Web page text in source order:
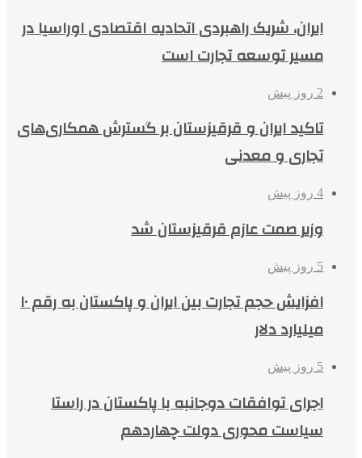
ایران، شریک راهبردی اتحادیه اقتصادی اوراسیا در
مسیر توسعه تجارت است
2 روز پیش
تاکید ایران و قرقیزستان بر گسترش همکاری‌های
تجاری و معدنی
4 روز پیش
وزیر صمت عازم قرقیزستان شد
5 روز پیش
افزایش حجم تجارت بین ایران و پاکستان به رقم ۱۰
میلیارد دلار
5 روز پیش
اجرای توافقات دوجانبه با پاکستان در راستا
سیاست محوری دولت چهاردهم